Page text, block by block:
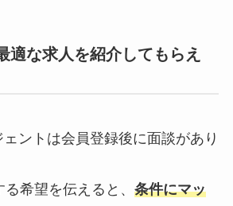
適な求人を紹介してもらえ
ントは会員登録後に面談があり
希望を伝えると、 条件にマッ